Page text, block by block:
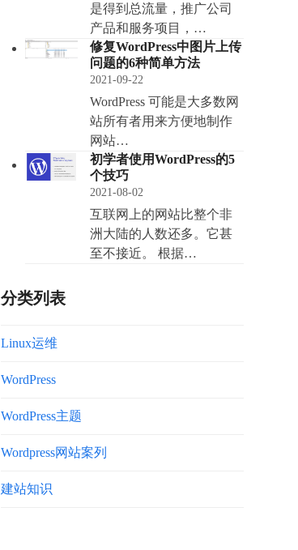
是得到总流量，推广公司
产品和服务项目，…
修复WordPress中图片上传
问题的6种简单方法
2021-09-22
WordPress 可能是大多数网
站所有者用来方便地制作
网站…
初学者使用WordPress的5
个技巧
2021-08-02
互联网上的网站比整个非
洲大陆的人数还多。它甚
至不接近。 根据…
分类列表
Linux运维
WordPress
WordPress主题
Wordpress网站案列
建站知识